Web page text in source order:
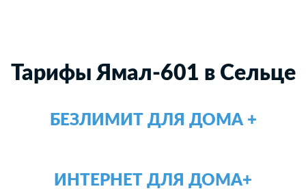
Тарифы Ямал-601 в Сельце
БЕЗЛИМИТ ДЛЯ ДОМА +
ИНТЕРНЕТ ДЛЯ ДОМА+